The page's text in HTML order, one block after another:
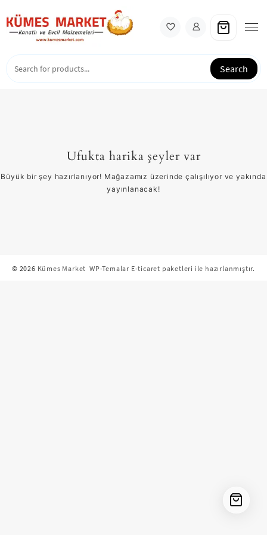
to
content
Search
Ufukta harika şeyler var
Büyük bir şey hazırlanıyor! Mağazamız üzerinde çalışılıyor ve yakında
yayınlanacak!
© 2026 Kümes Market WP-Temalar E-ticaret paketleri ile hazırlanmıştır.